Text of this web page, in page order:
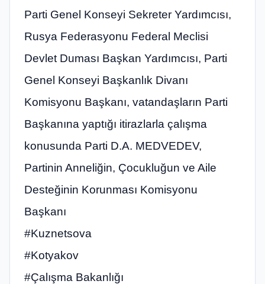
Parti Genel Konseyi Sekreter Yardımcısı,
Rusya Federasyonu Federal Meclisi
Devlet Duması Başkan Yardımcısı, Parti
Genel Konseyi Başkanlık Divanı
Komisyonu Başkanı, vatandaşların Parti
Başkanına yaptığı itirazlarla çalışma
konusunda Parti D.A. MEDVEDEV,
Partinin Anneliğin, Çocukluğun ve Aile
Desteğinin Korunması Komisyonu
Başkanı
#Kuznetsova
#Kotyakov
#Çalışma Bakanlığı